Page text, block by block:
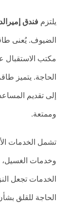
يلتزم فندق إميرالد
الضيوف. يُعنى
مكتب الاستقبال
الحاجة. يتميز
إلى تقديم
وممتعة.
تشمل الخدمات
وخدمات الغسيل،
الخدمات تجعل
الحاجة للقلق